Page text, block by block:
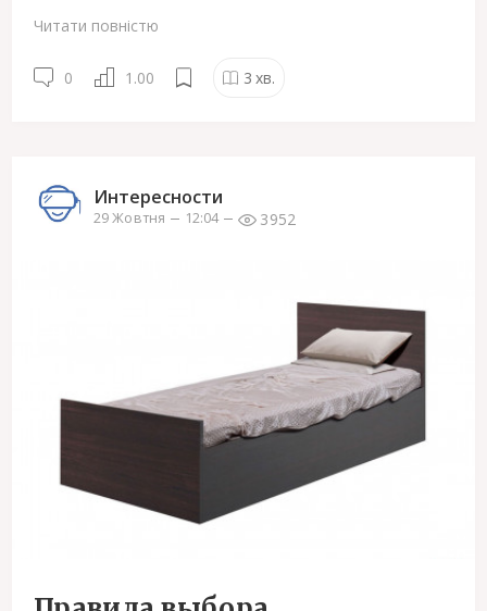
Читати повністю
0 1.00 3 хв.
Интересности
29 Жовтня 12:04 3952